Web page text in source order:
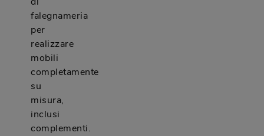
falegnameria
per
realizzare
mobili
completamente
su
misura,
inclusi
complementi.